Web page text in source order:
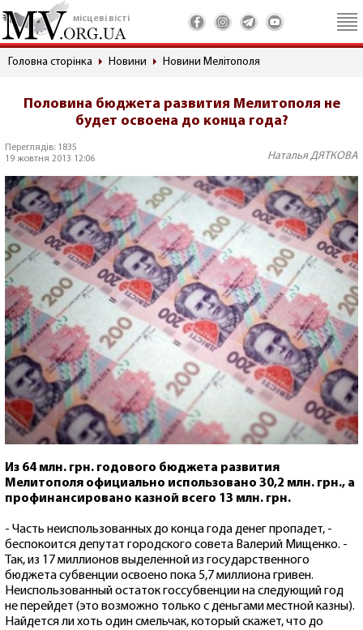
місцеві вісті
Головна сторінка Новини Новини Мелітополя
Половина бюджета развития Мелитополя не
будет освоена до конца года?
Переглядів: 1835
19 жовтня 2013 12:06
Наталья ДЯТКОВА
Из 64 млн. грн. годового бюджета развития
Мелитополя официально использовано 30,2 млн. грн., а
профинансировано казной всего 13 млн. грн.
- Часть неиспользованных до конца года денег пропадет, -
беспокоится депутат городского совета Валерий Мищенко. -
Так, из 17 миллионов выделенной из государственного
бюджета субвенции освоено пока 5,7 миллиона гривен.
Неиспользованный остаток госсубвенции на следующий год
не перейдет (это возможно только с деньгами местной казны).
Найдется ли хоть один смельчак, который скажет, что до